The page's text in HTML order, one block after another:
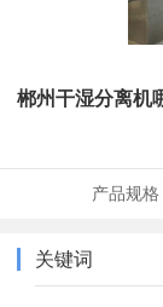
郴州干湿分离机
产品规格
关键词